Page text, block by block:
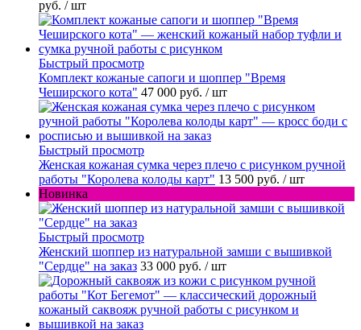
руб. / шт
Быстрый просмотр
Комплект кожаные сапоги и шоппер "Время
Чеширского кота" 47 000 руб. / шт
Быстрый просмотр
Женская кожаная сумка через плечо с рисунком ручной
работы "Королева колоды карт" 13 500 руб. / шт
Новинка
Быстрый просмотр
Женский шоппер из натуральной замши с вышивкой
"Сердце" на заказ 33 000 руб. / шт